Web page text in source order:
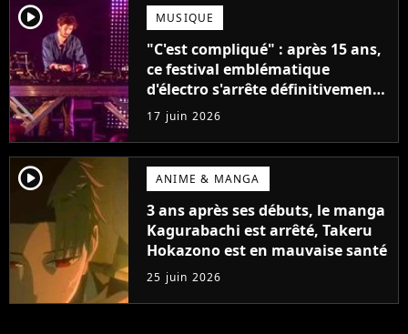
player2 MUSIQUE
"C'est compliqué" : après 15 ans,
ce festival emblématique
d'électro s'arrête définitivement
après une dernière édition
17 juin 2026
player2 ANIME & MANGA
3 ans après ses débuts, le manga
Kagurabachi est arrêté, Takeru
Hokazono est en mauvaise santé
25 juin 2026